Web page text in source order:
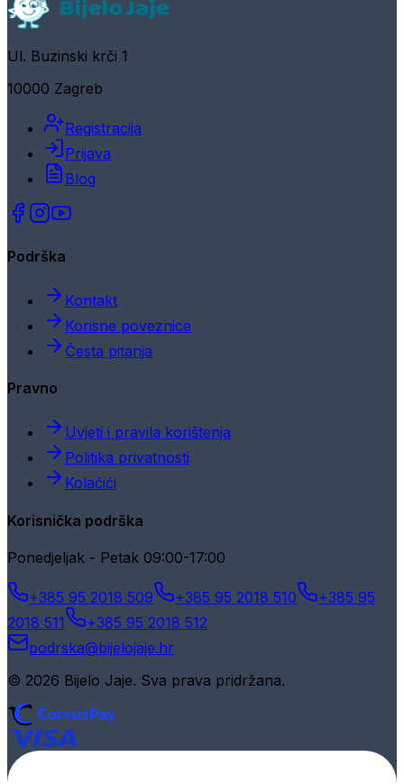
Ul. Buzinski krči 1
10000 Zagreb
Registracija
Prijava
Blog
Podrška
Kontakt
Korisne poveznice
Česta pitanja
Pravno
Uvjeti i pravila korištenja
Politika privatnosti
Kolačići
Korisnička podrška
Ponedjeljak - Petak 09:00-17:00
+385 95 2018 509 +385 95 2018 510
+385 95
2018 511
+385 95 2018 512
podrska@bijelojaje.hr
© 2026 Bijelo Jaje. Sva prava pridržana.